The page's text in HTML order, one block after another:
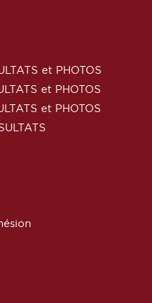
et PHOTOS
et PHOTOS
et PHOTOS